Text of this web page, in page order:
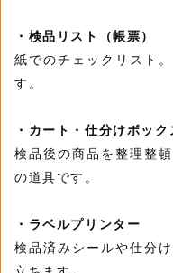
・検品リスト（帳票）
紙でのチェックリスト
す。
・カート・仕分けボック
検品後の商品を整理整
の道具です。
・ラベルプリンター
検品済みシールや仕分